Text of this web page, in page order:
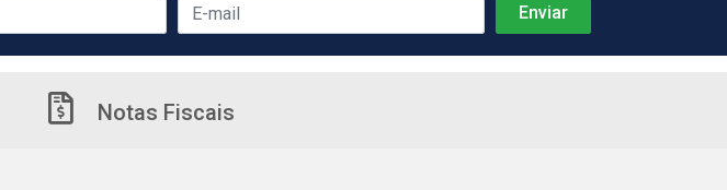
Notas Fiscais